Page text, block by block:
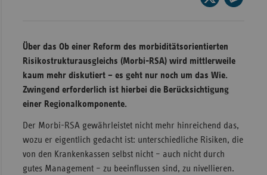
Hessen
auf
Über das Ob einer Reform des morbiditätsorientierten
Risikostrukturausgleichs (Morbi-RSA) wird mittlerweile
kaum mehr diskutiert – es geht nur noch um das Wie.
Zwingend erforderlich ist hierbei die Berücksichtigung
einer Regionalkomponente.
Der Morbi-RSA gewährleistet nicht mehr hinreichend das,
wozu er eigentlich gedacht ist: unterschiedliche Risiken, die
von den Krankenkassen selbst nicht – auch nicht durch
gutes Management – zu beeinflussen sind, zu nivellieren.